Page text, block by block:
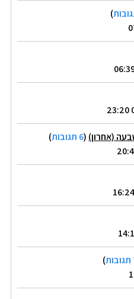
)
(אחרון) (6 תגובות
)
)